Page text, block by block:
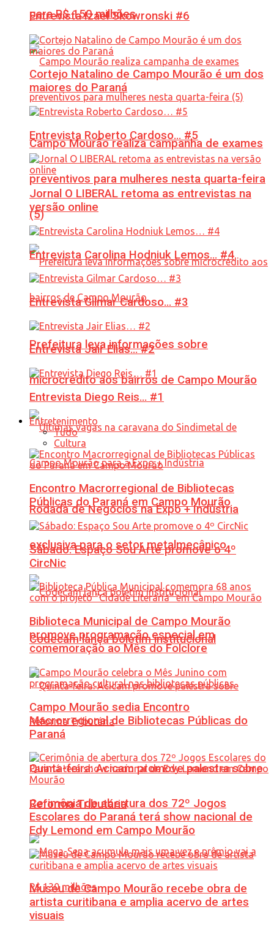
para R$ 150 milhões
Campo Mourão realiza campanha de exames
preventivos para mulheres nesta quarta-feira
(5)
Prefeitura leva informações sobre
microcrédito aos bairros de Campo Mourão
Rodada de Negócios na Expo + Indústria
exclusiva para o setor metalmecânico
Codecam lança boletim institucional
Quinta-feira: Acicam promove palestra sobre
Reforma Tributária
Entrevista Izael Skowronski #6
Cortejo Natalino de Campo Mourão é um dos
maiores do Paraná
Entrevista Roberto Cardoso… #5
Jornal O LIBERAL retoma as entrevistas na
versão online
Entrevista Carolina Hodniuk Lemos… #4
Entrevista Gilmar Cardoso… #3
Entrevista Jair Elias… #2
Entrevista Diego Reis… #1
Entretenimento
Tudo
Cultura
Encontro Macrorregional de Bibliotecas
Públicas do Paraná em Campo Mourão
Sábado: Espaço Sou Arte promove o 4º
CircNic
Biblioteca Municipal de Campo Mourão
promove programação especial em
comemoração ao Mês do Folclore
Campo Mourão sedia Encontro
Macrorregional de Bibliotecas Públicas do
Paraná
Cerimônia de abertura dos 72º Jogos
Escolares do Paraná terá show nacional de
Edy Lemond em Campo Mourão
Museu de Campo Mourão recebe obra de
artista curitibana e amplia acervo de artes
visuais